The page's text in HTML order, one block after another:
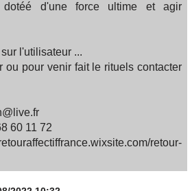
d'une force ultime et agir
l'utilisateur ...
ou pour venir fait le rituels contacter
60 11 72
retour-